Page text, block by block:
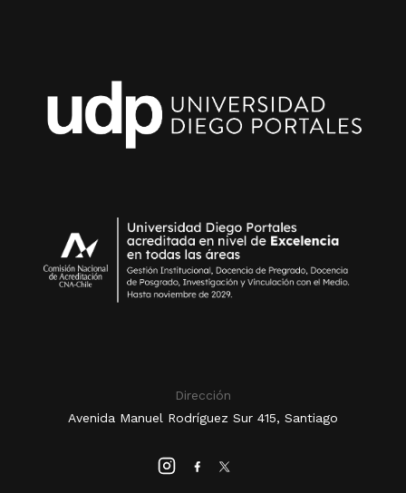
Dirección
Avenida Manuel Rodríguez Sur 415, Santiago